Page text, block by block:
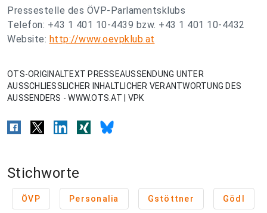
Pressestelle des ÖVP-Parlamentsklubs
Telefon: +43 1 401 10-4439 bzw. +43 1 401 10-4432
Website: http://www.oevpklub.at
OTS-ORIGINALTEXT PRESSEAUSSENDUNG UNTER
AUSSCHLIESSLICHER INHALTLICHER VERANTWORTUNG DES
AUSSENDERS - WWW.OTS.AT | VPK
Stichworte
ÖVP Personalia Gstöttner Gödl